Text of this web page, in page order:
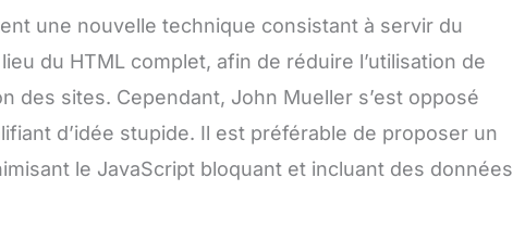
une nouvelle technique consistant à servir du
du HTML complet, afin de réduire l’utilisation de
des sites. Cependant, John Mueller s’est opposé
d’idée stupide. Il est préférable de proposer un
le JavaScript bloquant et incluant des données